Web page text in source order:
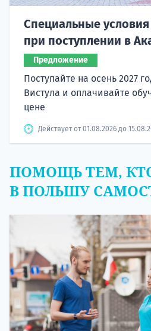
Специальные
при поступлении в
Предложение
Поступайте на осень 2027
Вистула и оплачивайте
цене
Действует от 01.08.2026 до
ПОМОЩЬ ТЕМ,
В ПОЛЬШУ